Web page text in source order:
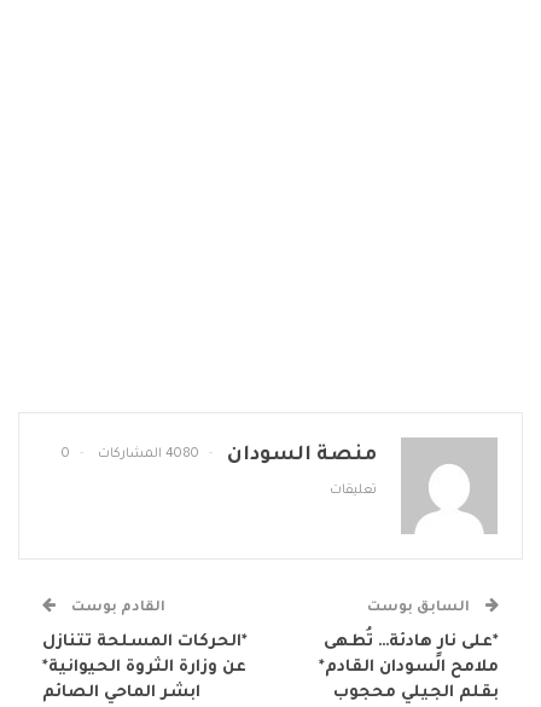
منصة السودان 4080 المشاركات 0
تعليقات
السابق بوست
*على نارٍ هادئة… تُطهى
ملامح السودان القادم*
بقلم الجيلي محجوب
القادم بوست
*الحركات المسلحة تتنازل
عن وزارة الثروة الحيوانية*
ابشر الماحي الصائم